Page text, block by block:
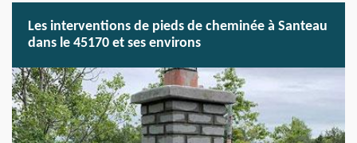
Les interventions de pieds de cheminée à Santeau
dans le 45170 et ses environs